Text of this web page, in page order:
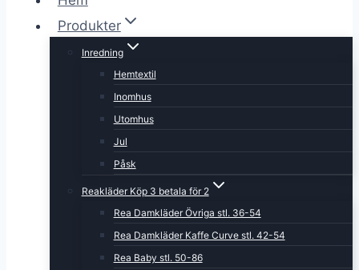
Produkter
Inredning
Hemtextil
Inomhus
Utomhus
Jul
Påsk
Reakläder Köp 3 betala för 2
Rea Damkläder Övriga stl. 36-54
Rea Damkläder Kaffe Curve stl. 42-54
Rea Baby stl. 50-86